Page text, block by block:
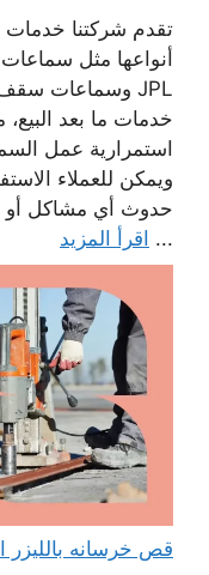
تقدم شركتنا
أنواعها مثل
خدمات ما بعد
استمرارية عمل
ويمكن للعملاء
حدوث أي مشاكل أو
... اقرأ المزيد
قص خرسانه بالليزر الكويت 65932555